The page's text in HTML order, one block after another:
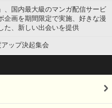
、国内最大級のマンガ配信サービ
企画を期間限定で実施、好きな漫
た、新しい出会いを提供
ップ決起集会